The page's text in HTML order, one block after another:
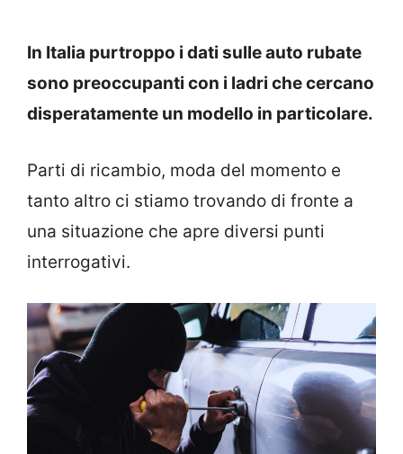
In Italia purtroppo i dati sulle auto rubate
sono preoccupanti con i ladri che cercano
disperatamente un modello in particolare.
Parti di ricambio, moda del momento e
tanto altro ci stiamo trovando di fronte a
una situazione che apre diversi punti
interrogativi.